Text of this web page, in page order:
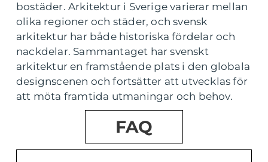
bostäder. Arkitektur i Sverige varierar mellan
olika regioner och städer, och svensk
arkitektur har både historiska fördelar och
nackdelar. Sammantaget har svenskt
arkitektur en framstående plats i den globala
designscenen och fortsätter att utvecklas för
att möta framtida utmaningar och behov.
FAQ